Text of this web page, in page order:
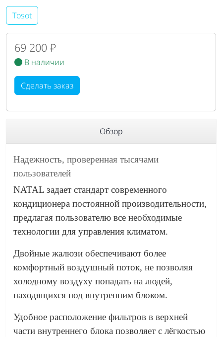
Tosot
69 200 ₽
В наличии
Сделать заказ
Обзор
Надежность, проверенная тысячами
пользователей
NATAL задает стандарт современного
кондиционера постоянной производительности,
предлагая пользователю все необходимые
технологии для управления климатом.
Двойные жалюзи обеспечивают более
комфортный воздушный поток, не позволяя
холодному воздуху попадать на людей,
находящихся под внутренним блоком.
Удобное расположение фильтров в верхней
части внутреннего блока позволяет с лёгкостью